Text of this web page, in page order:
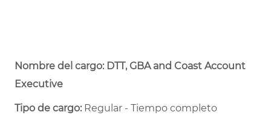
Nombre del cargo: DTT, GBA and Coast Account
Executive
Tipo de cargo:Regular - Tiempo completo ​